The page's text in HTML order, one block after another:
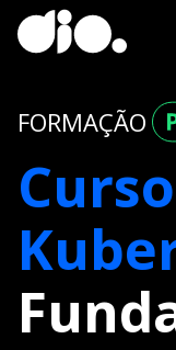
FORMAÇÃO
Curso